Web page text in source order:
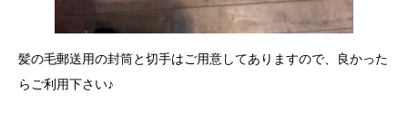
髪の毛郵送用の封筒と切手はご用意してありますので、良かった
らご利用下さい♪